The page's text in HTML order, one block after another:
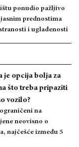
ponudio pažljivo
prednostima
i uglađenosti
je opcija bolja za
što treba pripaziti
vozilo?
na
neovisno o
najčešće između 5